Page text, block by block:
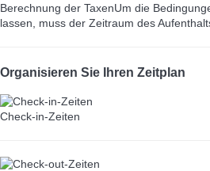
Berechnung der TaxenUm die
lassen, muss der Zeitraum des
Organisieren Sie Ihren Zeitplan
Check-in-Zeiten